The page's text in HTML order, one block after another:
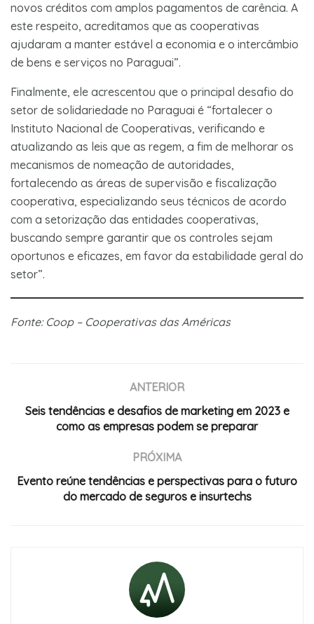
novos créditos com amplos pagamentos de carência. A
este respeito, acreditamos que as cooperativas
ajudaram a manter estável a economia e o intercâmbio
de bens e serviços no Paraguai”.
Finalmente, ele acrescentou que o principal desafio do
setor de solidariedade no Paraguai é “fortalecer o
Instituto Nacional de Cooperativas, verificando e
atualizando as leis que as regem, a fim de melhorar os
mecanismos de nomeação de autoridades,
fortalecendo as áreas de supervisão e fiscalização
cooperativa, especializando seus técnicos de acordo
com a setorização das entidades cooperativas,
buscando sempre garantir que os controles sejam
oportunos e eficazes, em favor da estabilidade geral do
setor”.
Fonte: Coop – Cooperativas das Américas
ANTERIOR
Seis tendências e desafios de marketing em 2023 e
como as empresas podem se preparar
PRÓXIMA
Evento reúne tendências e perspectivas para o futuro
do mercado de seguros e insurtechs